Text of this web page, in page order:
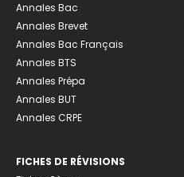
Annales Bac
Annales Brevet
Annales Bac Français
Annales BTS
Annales Prépa
Annales BUT
Annales CRPE
FICHES DE RÉVISIONS